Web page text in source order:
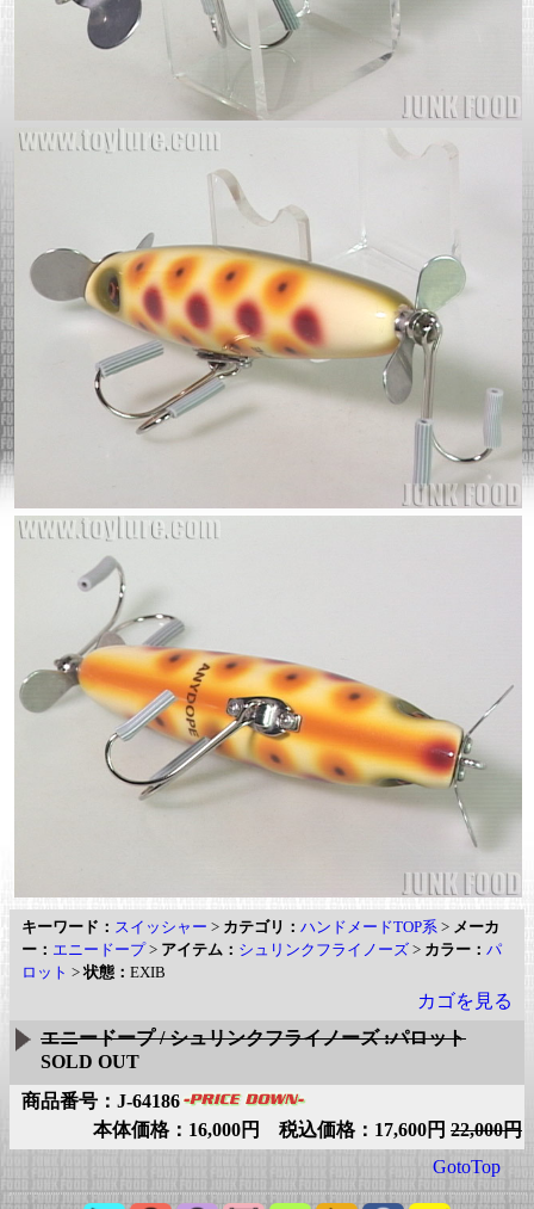
キーワード： スイッシャー > カテゴリ： ハンドメードTOP系 > メーカ
ー： エニードープ> アイテム： シュリンクフライノーズ > カラー： パ
ロット >状態： EXIB
カゴを見る
エニードープ / シュリンクフライノーズ :パロット
SOLD OUT
商品番号：J-64186
本体価格：16,000円 税込価格：17,600円 22,000円
GotoTop